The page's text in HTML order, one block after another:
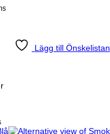
Lägg till Önskelistan